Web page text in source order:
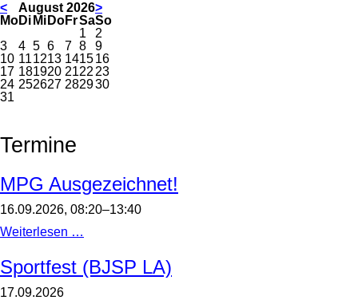
< August 2026>
Montag
Dienstag
Mittwoch
Donnerstag
Freitag
Samstag
Sonntag
1
2
3
4 5 6 7 8
9
10 111213 141516
17 181920 2122 23
24 252627 282930
31
Termine
MPG Ausgezeichnet!
16.09.2026, 08:20–13:40
Weiterlesen …
Sportfest (BJSP LA)
17.09.2026